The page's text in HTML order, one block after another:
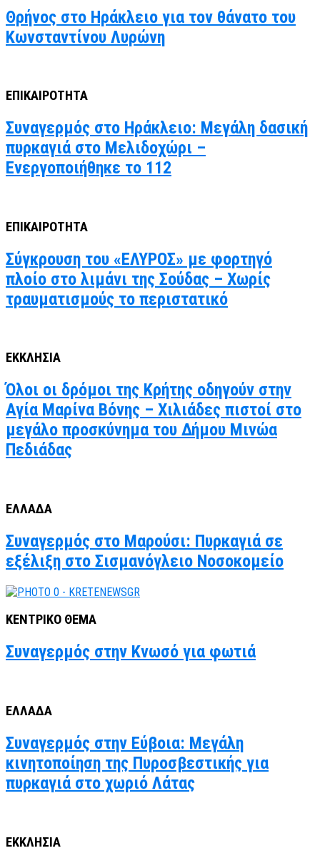
Θρήνος στο Ηράκλειο για τον θάνατο του
Κωνσταντίνου Λυρώνη
ΕΠΙΚΑΙΡΟΤΗΤΑ
Συναγερμός στο Ηράκλειο: Μεγάλη δασική
πυρκαγιά στο Μελιδοχώρι –
Ενεργοποιήθηκε το 112
ΕΠΙΚΑΙΡΟΤΗΤΑ
Σύγκρουση του «ΕΛΥΡΟΣ» με φορτηγό
πλοίο στο λιμάνι της Σούδας – Χωρίς
τραυματισμούς το περιστατικό
ΕΚΚΛΗΣΙΑ
Όλοι οι δρόμοι της Κρήτης οδηγούν στην
Αγία Μαρίνα Βόνης – Χιλιάδες πιστοί στο
μεγάλο προσκύνημα του Δήμου Μινώα
Πεδιάδας
ΕΛΛΑΔΑ
Συναγερμός στο Μαρούσι: Πυρκαγιά σε
εξέλιξη στο Σισμανόγλειο Νοσοκομείο
ΚΕΝΤΡΙΚΟ ΘΕΜΑ
Συναγερμός στην Κνωσό για φωτιά
ΕΛΛΑΔΑ
Συναγερμός στην Εύβοια: Μεγάλη
κινητοποίηση της Πυροσβεστικής για
πυρκαγιά στο χωριό Λάτας
ΕΚΚΛΗΣΙΑ